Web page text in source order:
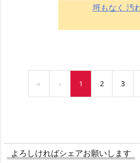
埒もなく 汚
« ‹ 1 2 3
よろしければシェアお願いします